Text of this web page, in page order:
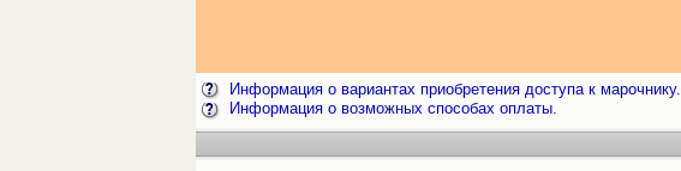
Информация о вариантах приобретения доступа к марочнику.
Информация о возможных способах оплаты.